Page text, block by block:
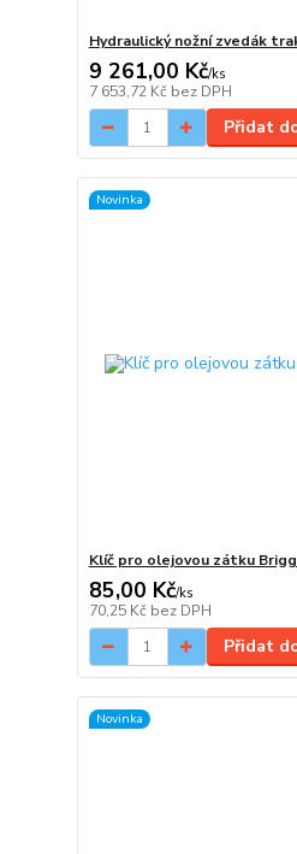
Hydraulický nožní zvedák
9 261,00 Kč/ks
7 653,72 Kč bez DPH
Přidat
Novinka
Klíč pro olejovou zátku
85,00 Kč/ks
70,25 Kč bez DPH
Přidat
Novinka